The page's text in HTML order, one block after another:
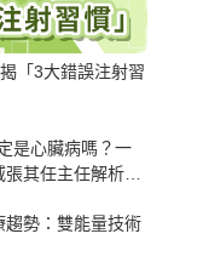
「3大錯誤注射習
是心臟病嗎？一
其任主任解析支
勢：雙能量技術